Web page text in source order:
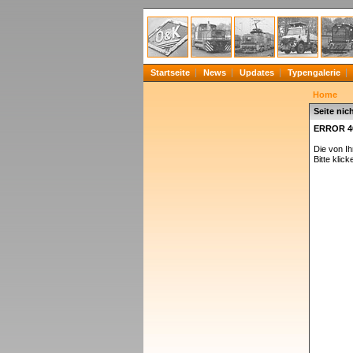
Startseite News Updates Typengalerie
Home
Seite
ERROR
Die von
Bitte